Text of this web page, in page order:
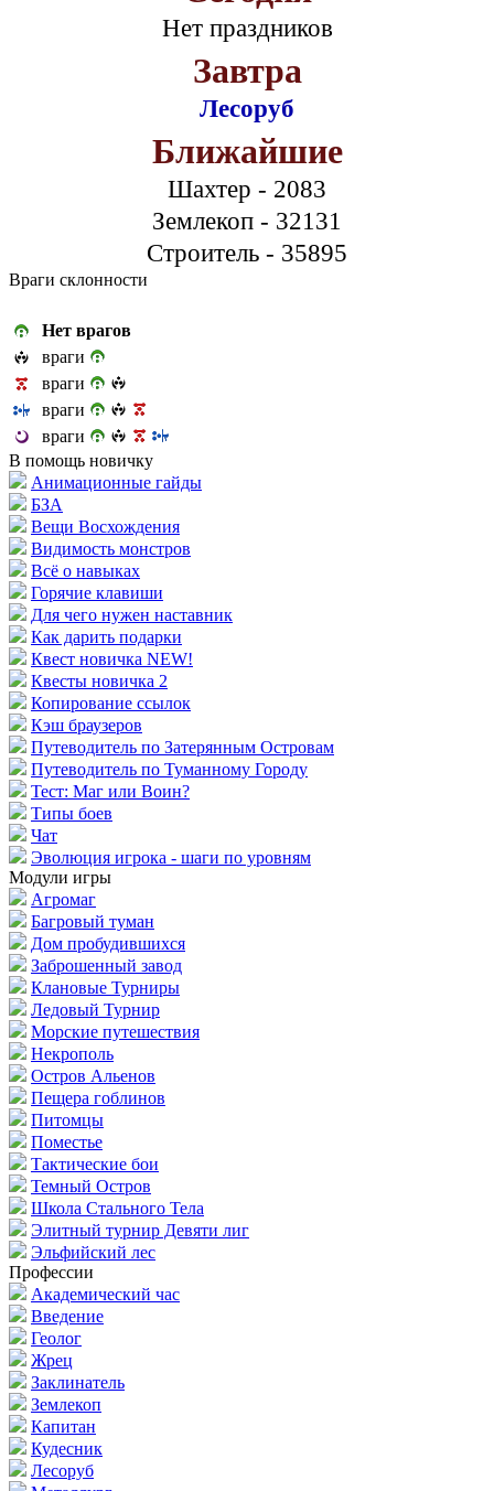
Нет праздников
Завтра
Лесоруб
Ближайшие
Шахтер - 2083
Землекоп - 32131
Строитель - 35895
Враги склонности
Нет врагов
враги
враги
враги
враги
В помощь новичку
Анимационные гайды
БЗА
Вещи Восхождения
Видимость монстров
Всё о навыках
Горячие клавиши
Для чего нужен наставник
Как дарить подарки
Квест новичка NEW!
Квесты новичка 2
Копирование ссылок
Кэш браузеров
Путеводитель по Затерянным Островам
Путеводитель по Туманному Городу
Тест: Маг или Воин?
Типы боев
Чат
Эволюция игрока - шаги по уровням
Модули игры
Агромаг
Багровый туман
Дом пробудившихся
Заброшенный завод
Клановые Турниры
Ледовый Турнир
Морские путешествия
Некрополь
Остров Альенов
Пещера гоблинов
Питомцы
Поместье
Тактические бои
Темный Остров
Школа Стального Тела
Элитный турнир Девяти лиг
Эльфийский лес
Профессии
Академический час
Введение
Геолог
Жрец
Заклинатель
Землекоп
Капитан
Кудесник
Лесоруб